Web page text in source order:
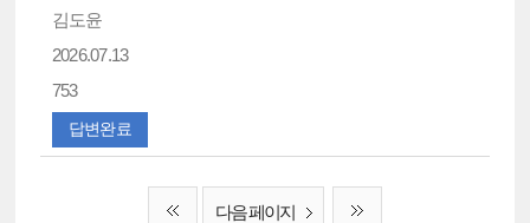
김도윤
2026.07.13
753
답변완료
다음 페이지